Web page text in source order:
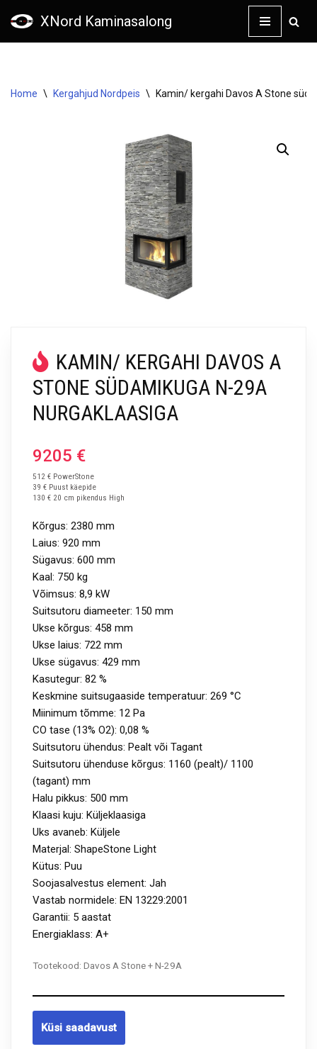
XNord Kaminasalong
Home \ Kergahjud Nordpeis \ Kamin/ kergahi Davos A Stone
KAMIN/ KERGAHI DAVOS A
STONE SÜDAMIKUGA N-29A
NURGAKLAASIGA
9205 €
512 € PowerStone
39 € Puust käepide
130 € 20 cm pikendus High
Kõrgus: 2380 mm
Laius: 920 mm
Sügavus: 600 mm
Kaal: 750 kg
Võimsus: 8,9 kW
Suitsutoru diameeter: 150 mm
Ukse kõrgus: 458 mm
Ukse laius: 722 mm
Ukse sügavus: 429 mm
Kasutegur: 82 %
Keskmine suitsugaaside temperatuur: 269 °C
Miinimum tõmme: 12 Pa
CO tase (13% O2): 0,08 %
Suitsutoru ühendus: Pealt või Tagant
Suitsutoru ühenduse kõrgus: 1160 (pealt)/ 1100
(tagant) mm
Halu pikkus: 500 mm
Klaasi kuju: Küljeklaasiga
Uks avaneb: Küljele
Materjal: ShapeStone Light
Kütus: Puu
Soojasalvestus element: Jah
Vastab normidele: EN 13229:2001
Garantii: 5 aastat
Energiaklass: A+
Tootekood: Davos A Stone + N-29A
Küsi saadavust